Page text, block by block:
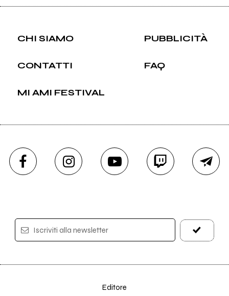
CHI SIAMO PUBBLICITÀ
CONTATTI FAQ
MI AMI FESTIVAL
Iscriviti alla newsletter
Editore